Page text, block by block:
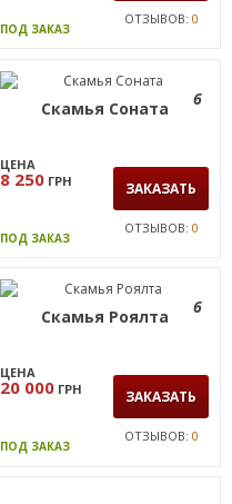
ПОД ЗАКАЗ
ОТЗЫВОВ: 0
6
Скамья Соната
ЦЕНА
8 250 ГРН ЗАКАЗАТЬ
ПОД ЗАКАЗ
ОТЗЫВОВ: 0
6
Скамья Роялта
ЦЕНА
20 000 ГРН ЗАКАЗАТЬ
ПОД ЗАКАЗ
ОТЗЫВОВ: 0